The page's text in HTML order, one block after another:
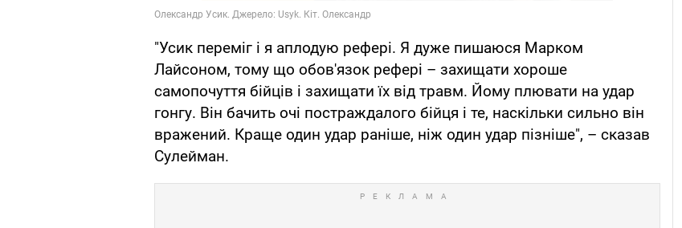
"Усик переміг і я аплодую рефері. Я дуже пишаюся Марком
Лайсоном, тому що обов'язок рефері – захищати хороше
самопочуття бійців і захищати їх від травм. Йому плювати на удар
гонгу. Він бачить очі постраждалого бійця і те, наскільки сильно він
вражений. Краще один удар раніше, ніж один удар пізніше", – сказав
Сулейман.